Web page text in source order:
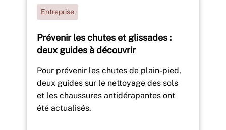
Prévenir les chutes et glissades :
deux guides à découvrir
Entreprise
Pour prévenir les chutes de plain-pied,
deux guides sur le nettoyage des sols
et les chaussures antidérapantes ont
été actualisés.